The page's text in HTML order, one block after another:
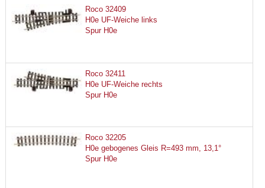
Roco 32409
H0e UF-Weiche links
Spur H0e
Roco 32411
H0e UF-Weiche rechts
Spur H0e
Roco 32205
H0e gebogenes Gleis R=493 mm, 13,1°
Spur H0e